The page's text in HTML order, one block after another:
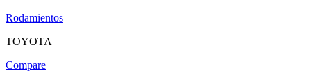
Rodamientos
TOYOTA
Compare